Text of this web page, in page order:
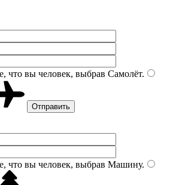
что вы человек, выбрав Самолёт.
что вы человек, выбрав Машину.